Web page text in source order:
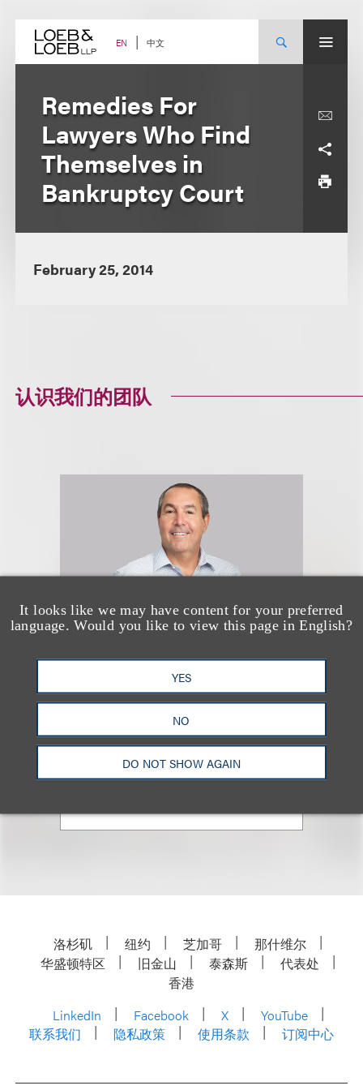
content EN 中文
It looks like we may have content for your preferred
language. Would you like to view this page in English?
YES
NO
DO NOT SHOW AGAIN
Remedies For
Lawyers Who Find
Themselves in
Bankruptcy Court
February 25, 2014
认识我们的团队
Barney R. Given II
+1.310.282.2235
Email
洛杉矶 纽约 芝加哥
那什维尔
华盛顿特区
旧金山 泰森斯
代表处
香港
LinkedIn
Facebook X
YouTube
联系我们
隐私政策 使用条款 订阅中心